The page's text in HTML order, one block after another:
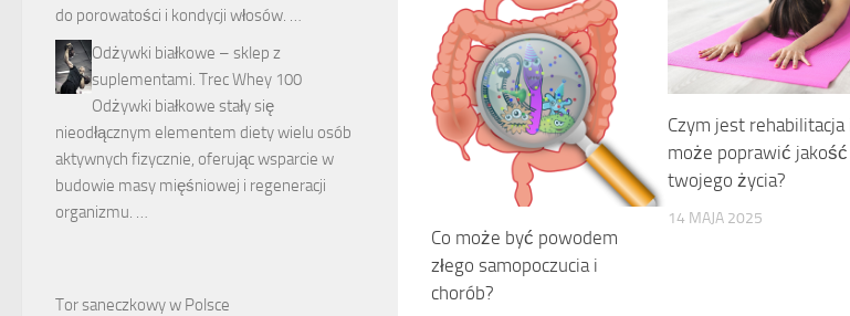
Co może być powodem
złego samopoczucia i
chorób?
Czym jest rehabilitacja
może poprawić jakość
twojego życia?
14 MAJA 2025
do porowatości i kondycji włosów. …
Odżywki białkowe – sklep z
suplementami. Trec Whey 100
Odżywki białkowe stały się
nieodłącznym elementem diety wielu osób
aktywnych fizycznie, oferując wsparcie w
budowie masy mięśniowej i regeneracji
organizmu. …
Tor saneczkowy w Polsce